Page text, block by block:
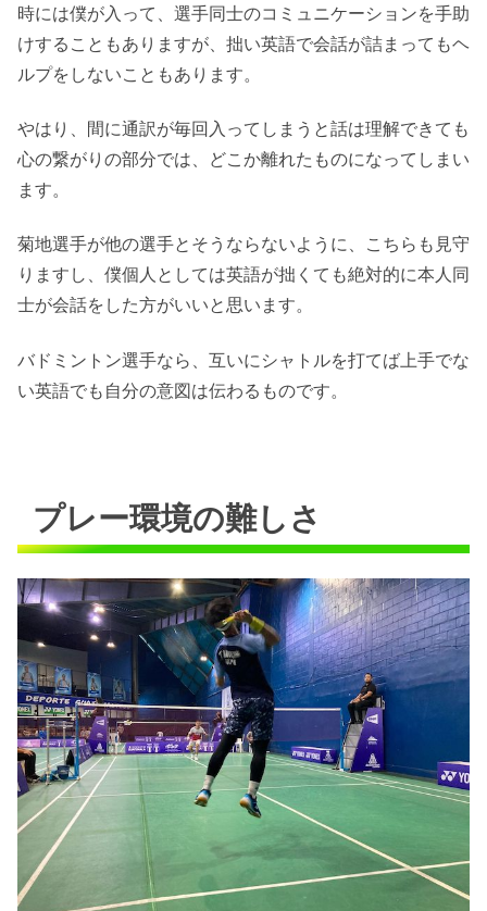
時には僕が入って、選手同士のコミュニケーションを手助
けすることもありますが、拙い英語で会話が詰まってもヘ
ルプをしないこともあります。
やはり、間に通訳が毎回入ってしまうと話は理解できても
心の繋がりの部分では、どこか離れたものになってしまい
ます。
菊地選手が他の選手とそうならないように、こちらも見守
りますし、僕個人としては英語が拙くても絶対的に本人同
士が会話をした方がいいと思います。
バドミントン選手なら、互いにシャトルを打てば上手でな
い英語でも自分の意図は伝わるものです。
プレー環境の難しさ